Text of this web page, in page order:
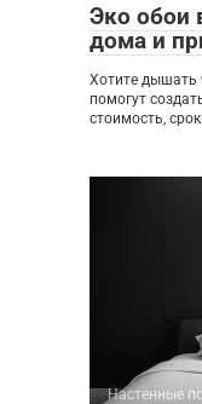
Эко обои
дома и
Хотите дышать
помогут
стоимость,
Настенные